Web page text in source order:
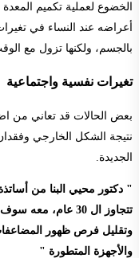
الخضوع لعملية تكميم
أعراضه عند النساء في
بالجسم، ولكنها تزول مع
تغيرات نفسية واجتماعية
بعض الحالات قد تعاني من
نتيجة الشكل الخارجي
الجديدة.
" دكتور محيي البنا من
تتجاوز ال 30
وتقليل فرص ظهور
والأجهزة المتطورة "